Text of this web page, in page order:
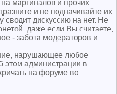
маргиналов и прочих
и не подначивайте их
сводит дискуссию на нет. Не
даже если Вы считаете,
- забота модераторов и
нарушающее любое
этом администрации в
на форуме во